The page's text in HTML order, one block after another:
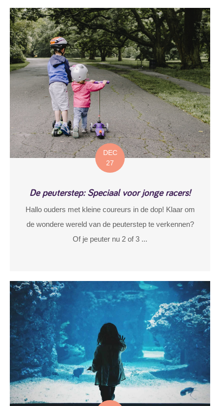
DEC
27
De peuterstep: Speciaal voor jonge racers!
Hallo ouders met kleine coureurs in de dop! Klaar om
de wondere wereld van de peuterstep te verkennen?
Of je peuter nu 2 of 3 ...